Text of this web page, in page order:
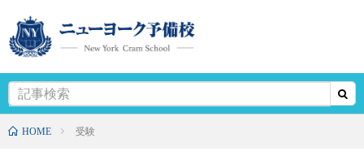
HOME 受験